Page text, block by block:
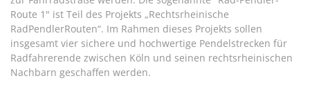
Route 1" ist Teil des Projekts „Rechtsrheinische
RadPendlerRouten“. Im Rahmen dieses Projekts sollen
insgesamt vier sichere und hochwertige Pendelstrecken für
Radfahrerende zwischen Köln und seinen rechtsrheinischen
Nachbarn geschaffen werden.